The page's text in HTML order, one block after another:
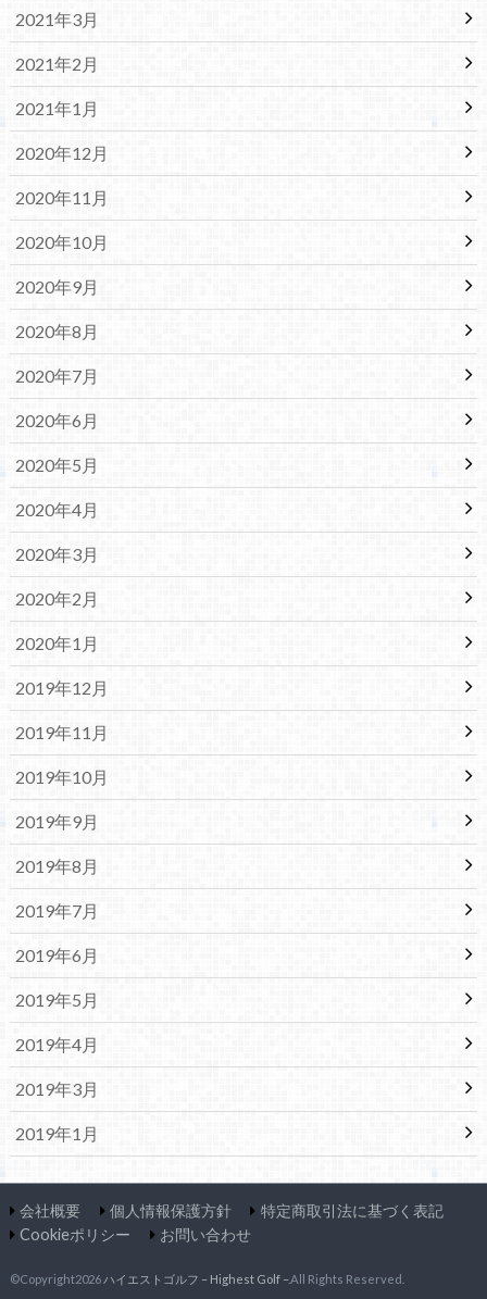
2021年3月
2021年2月
2021年1月
2020年12月
2020年11月
2020年10月
2020年9月
2020年8月
2020年7月
2020年6月
2020年5月
2020年4月
2020年3月
2020年2月
2020年1月
2019年12月
2019年11月
2019年10月
2019年9月
2019年8月
2019年7月
2019年6月
2019年5月
2019年4月
2019年3月
2019年1月
会社概要 個人情報保護方針
特定商取引法に基づく表記
Cookieポリシー
お問い合わせ
©Copyright2026 ハイエストゴルフ – Highest Golf –.All Rights Reserved.